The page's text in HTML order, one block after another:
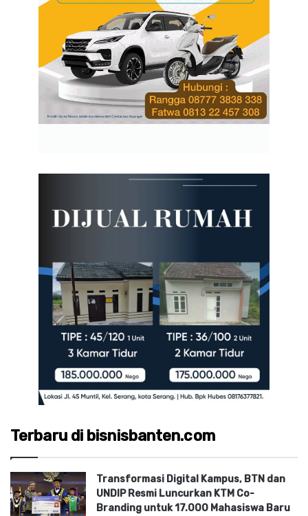
Terbaru di bisnisbanten.com
Transformasi Digital Kampus, BTN dan
UNDIP Resmi Luncurkan KTM Co-
Branding untuk 17.000 Mahasiswa Baru